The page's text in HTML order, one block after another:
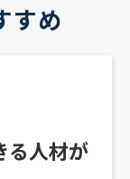
すめ
る人材が